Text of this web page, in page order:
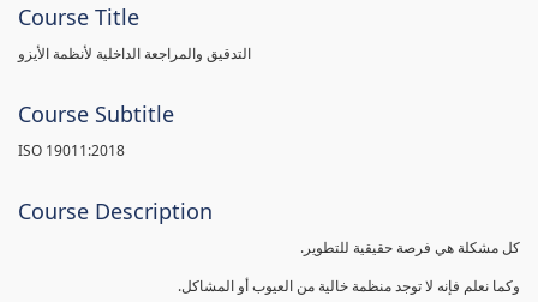
Course Title
التدقيق والمراجعة الداخلية لأنظمة الأيزو
Course Subtitle
ISO 19011:2018
Course Description
كل مشكلة هي فرصة حقيقية للتطوير.
وكما نعلم فإنه لا توجد منظمة خالية من العيوب أو المشاكل.